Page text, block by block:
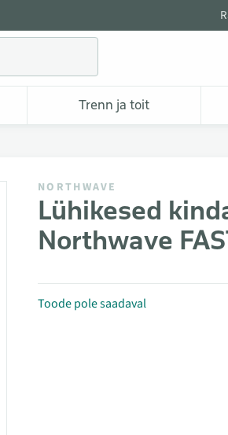
Trenn ja toit
NORTHWAVE
Lühikesed
Northwave
Toode pole saadaval